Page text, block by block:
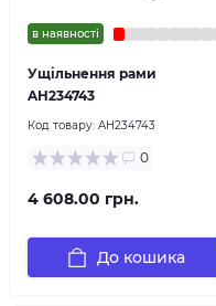
в наявності
Ущільнення рами
AH234743
Код товару: AH234743
0
4 608.00 грн.
До кошика